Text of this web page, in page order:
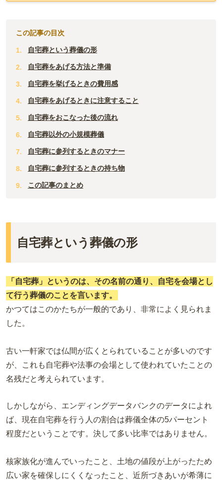
この記事の目次
自宅葬という葬儀の形
自宅葬をあげる方法と準備
自宅葬を挙げるときの費用感
自宅葬をあげるときに注意すること
自宅葬をおこなった後の流れ
自宅葬以外の小規模葬儀
自宅葬に参列するときのマナー
自宅葬に参列するときの持ち物
この記事のまとめ
自宅葬という葬儀の形
「自宅葬」というのは、その名前の通り、自宅を会場とし
て行う葬儀のことを言います。
かつてはこのかたちが一般的であり、非常によく見られま
した。
古い一軒家では仏間が広くとられていることが多いのです
が、これも自宅葬や法事の会場として使われていたことの
名残だと考えられています。
しかしながら、エンディングデータバンクのデータによれ
ば、現在自宅葬を行う人の割合は葬儀全体の5パーセント
程度だということです。決して多い比率ではありません。
核家族化が進んでいったこと、土地の値段が上がったため
広い家を確保しにくくなったこと、近所づきあいが希薄に